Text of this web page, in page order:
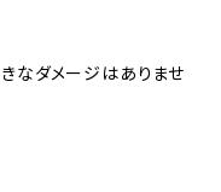
きなダメージはありませ